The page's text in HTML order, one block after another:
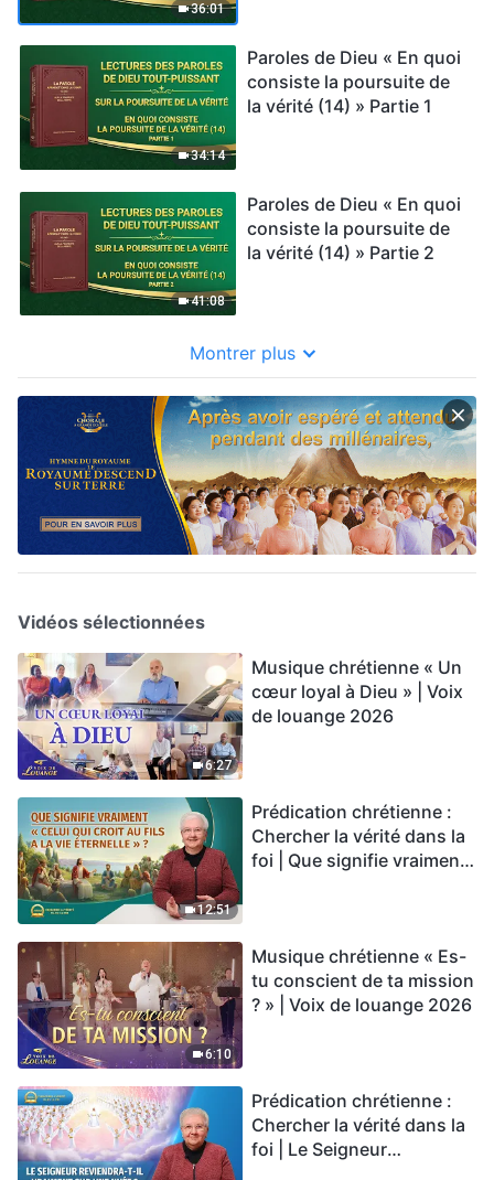
36:01
34:14
Paroles de Dieu « En quoi
consiste la poursuite de
la vérité (14) » Partie 1
41:08
Paroles de Dieu « En quoi
consiste la poursuite de
la vérité (14) » Partie 2
Montrer plus
Vidéos sélectionnées
6:27
Musique chrétienne « Un
cœur loyal à Dieu » | Voix
de louange 2026
12:51
Prédication chrétienne :
Chercher la vérité dans la
foi | Que signifie vraiment
6:10
Musique chrétienne « Es-
tu conscient de ta mission
? » | Voix de louange 2026
Prédication chrétienne :
Chercher la vérité dans la
foi | Le Seigneur